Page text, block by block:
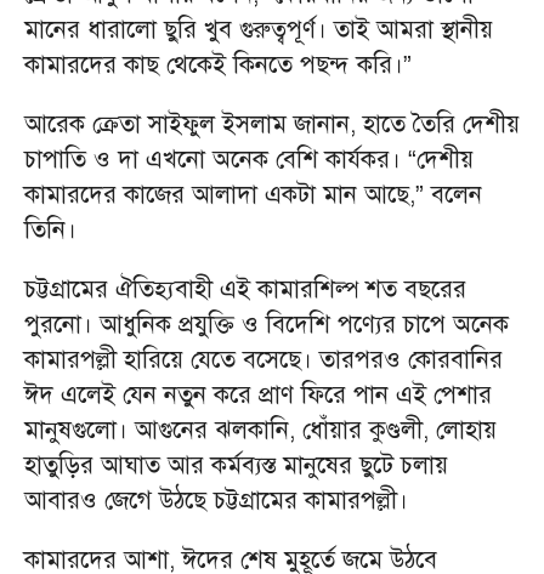
মানের ধারালো ছুরি খুব গুরুত্বপূর্ণ। তাই আমরা স্থানীয়
কামারদের কাছ থেকেই কিনতে পছন্দ করি।”
আরেক ক্রেতা সাইফুল ইসলাম জানান, হাতে তৈরি দেশীয়
চাপাতি ও দা এখনো অনেক বেশি কার্যকর। “দেশীয়
কামারদের কাজের আলাদা একটা মান আছে,” বলেন
তিনি।
চট্টগ্রামের ঐতিহ্যবাহী এই কামারশিল্প শত বছরের
পুরনো। আধুনিক প্রযুক্তি ও বিদেশি পণ্যের চাপে অনেক
কামারপল্লী হারিয়ে যেতে বসেছে। তারপরও কোরবানির
ঈদ এলেই যেন নতুন করে প্রাণ ফিরে পান এই পেশার
মানুষগুলো। আগুনের ঝলকানি, ধোঁয়ার কুণ্ডলী, লোহায়
হাতুড়ির আঘাত আর কর্মব্যস্ত মানুষের ছুটে চলায়
আবারও জেগে উঠছে চট্টগ্রামের কামারপল্লী।
কামারদের আশা, ঈদের শেষ মুহূর্তে জমে উঠবে